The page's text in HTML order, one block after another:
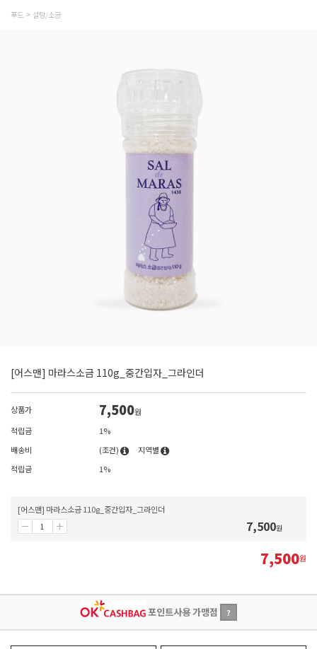
푸드 설탕/소금
[어스맨] 마라스소금 110g_중간입자_그라인더
상품가 7,500원
적립금
1%
배송비
(조건)
지역별
적립금
1%
[어스맨] 마라스소금 110g_중간입자_그라인더
7,500원
7,500원
포인트사용 가맹점 ?